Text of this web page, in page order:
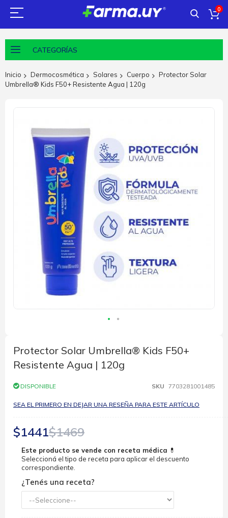
0
CATEGORÍAS
Inicio Dermocosmética Solares Cuerpo
Protector Solar
Umbrella® Kids F50+ Resistente Agua | 120g
galería
imágenes
comienzo
de
la
de
imágenes
Protector Solar Umbrella® Kids F50+
Resistente Agua | 120g
DISPONIBLE SKU 7703281001485
SEA EL PRIMERO EN DEJAR UNA RESEÑA PARA ESTE ARTÍCULO
$1441$1469
Este producto se vende con receta médica 💊
Seleccioná el tipo de receta para aplicar el descuento
correspondiente.
¿Tenés una receta?